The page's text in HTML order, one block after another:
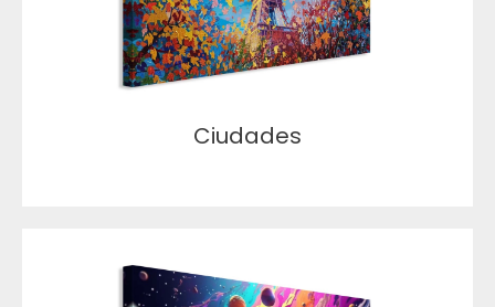
Ciudades